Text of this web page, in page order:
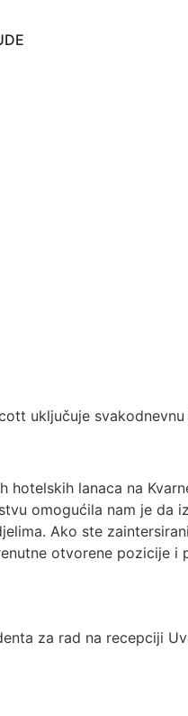
uključuje
hotelskih lanaca na
omogućila nam je
Ako ste zaintersirani
otvorene pozicije i
za rad na recepciji